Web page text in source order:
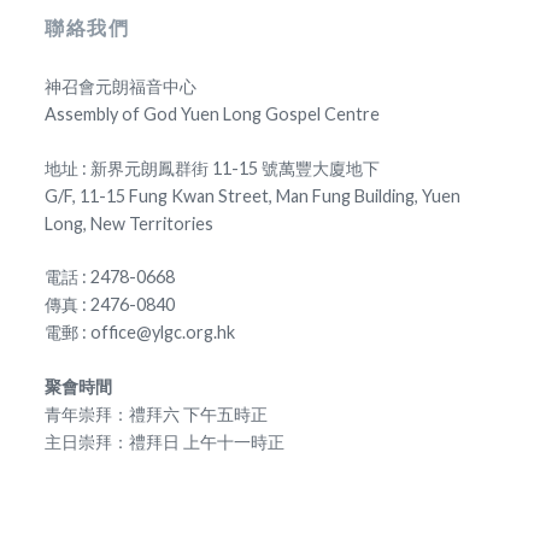
聯絡我們
神召會元朗福音中心
Assembly of God Yuen Long Gospel Centre
地址 : 新界元朗鳳群街 11-15 號萬豐大廈地下
G/F, 11-15 Fung Kwan Street, Man Fung Building, Yuen
Long, New Territories
電話 : 2478-0668
傳真 : 2476-0840
電郵 : office@ylgc.org.hk
聚會時間
青年崇拜：禮拜六 下午五時正
主日崇拜：禮拜日 上午十一時正